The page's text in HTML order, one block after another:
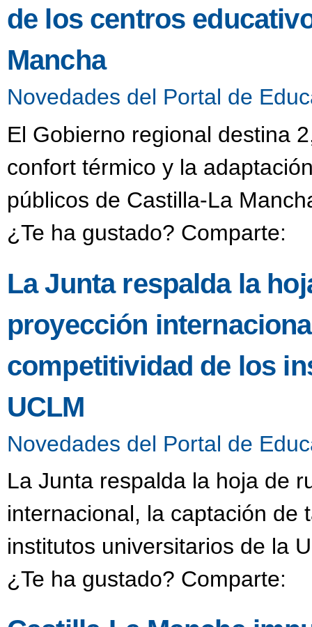
de los centros
Mancha
Novedades del Portal de
El Gobierno regional destina
confort térmico y la
públicos de Castilla-La
¿Te ha gustado? Comparte:
La Junta respalda la
proyección
competitividad de los
UCLM
Novedades del Portal de
La Junta respalda la hoja de
internacional, la captación de
institutos universitarios de la
¿Te ha gustado? Comparte: